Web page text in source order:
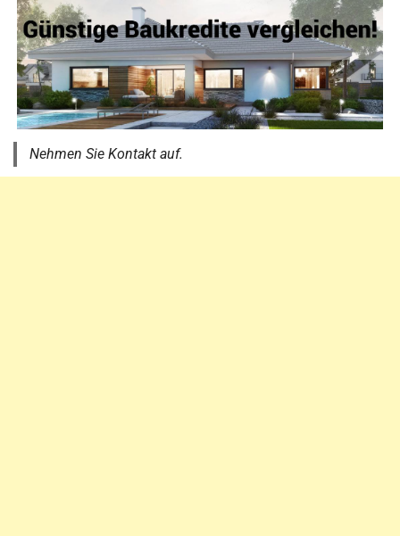
Nehmen Sie Kontakt auf.